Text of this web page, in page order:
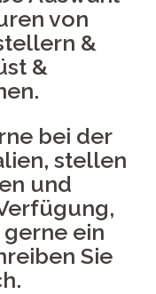
von
&
&
bei der
stellen
und
ein
Sie